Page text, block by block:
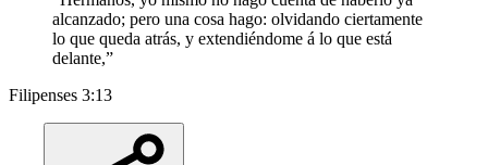
alcanzado; pero una cosa hago: olvidando ciertamente
lo que queda atrás, y extendiéndome á lo que está
delante,”
Filipenses 3:13